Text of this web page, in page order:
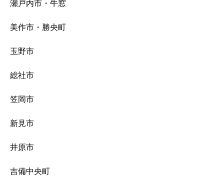
瀬戸内市・牛窓
美作市・勝央町
玉野市
総社市
笠岡市
新見市
井原市
吉備中央町